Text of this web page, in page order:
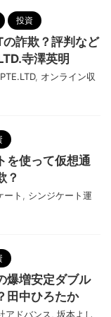
投資
詐欺？評判など
寺澤英明
, オンライン収
を使って仮想通
？
ート
シンジケート運
爆増安定ダブル
田中ひろたか
アドバンス
坂本よし